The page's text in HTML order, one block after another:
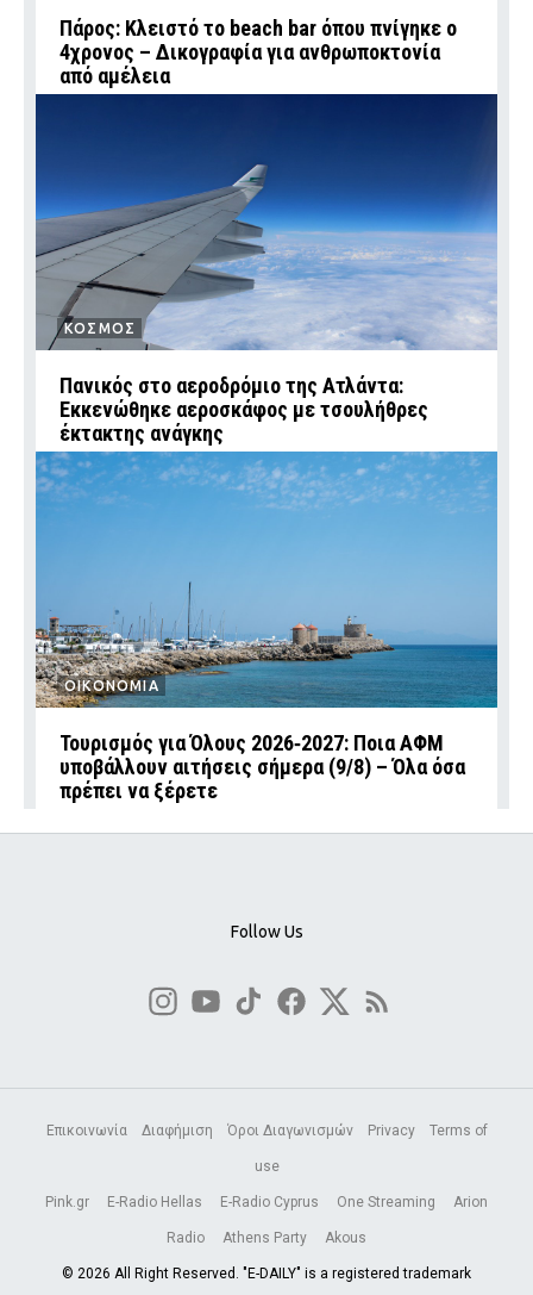
Πάρος: Κλειστό το beach bar όπου πνίγηκε ο
4χρονος – Δικογραφία για ανθρωποκτονία
από αμέλεια
ΚΟΣΜΟΣ
Πανικός στο αεροδρόμιο της Ατλάντα:
Εκκενώθηκε αεροσκάφος με τσουλήθρες
έκτακτης ανάγκης
ΟΙΚΟΝΟΜΙΑ
Τουρισμός για Όλους 2026‑2027: Ποια ΑΦΜ
υποβάλλουν αιτήσεις σήμερα (9/8) – Όλα όσα
πρέπει να ξέρετε
Follow Us
Επικοινωνία Διαφήμιση Όροι Διαγωνισμών Privacy Terms of
use
Pink.gr E-Radio Hellas E-Radio Cyprus One Streaming Arion
Radio Athens Party Akous
© 2026 All Right Reserved. "E-DAILY" is a registered trademark